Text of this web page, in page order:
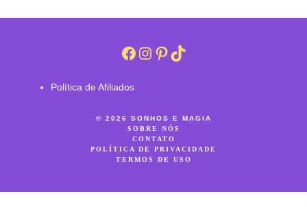
Facebook
Instagram
Pinterest
TikTok
Política de Afiliados
© 2026 SONHOS E MAGIA
SOBRE NÓS
CONTATO
POLÍTICA DE PRIVACIDADE
TERMOS DE USO